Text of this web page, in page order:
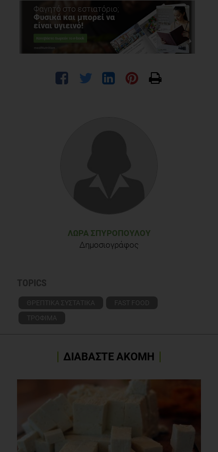
ΛΏΡΑ ΣΠΥΡΟΠΟΎΛΟΥ
Δημοσιογράφος
TOPICS
ΘΡΕΠΤΙΚΑ ΣΥΣΤΑΤΙΚΑ
FAST FOOD
ΤΡΟΦΙΜΑ
ΔΙΑΒΑΣΤΕ ΑΚΟΜΗ